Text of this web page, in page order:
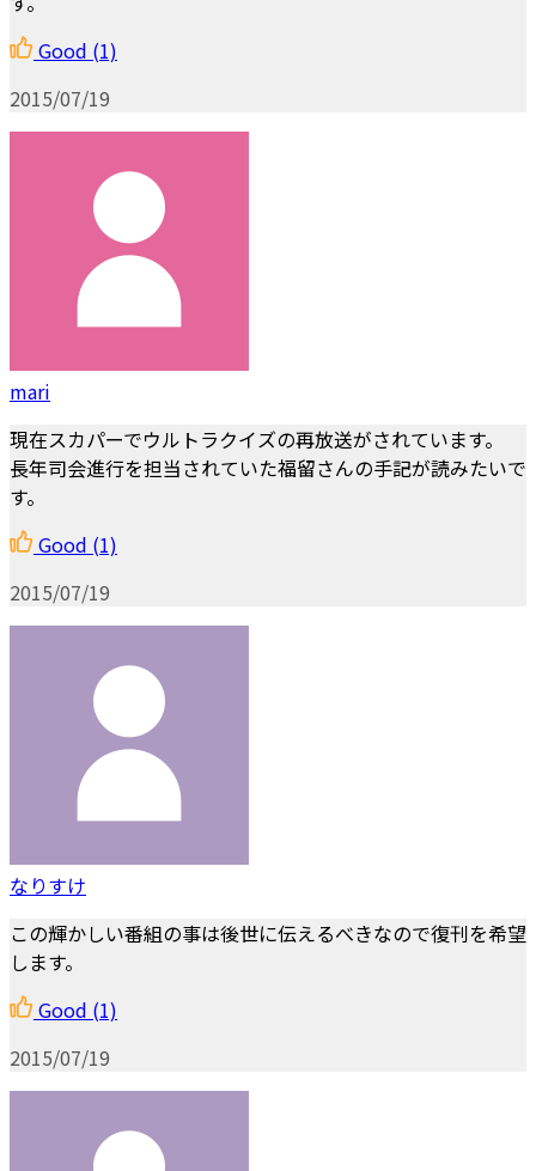
Good (1)
2015/07/19
mari
現在スカパーでウルトラクイズの再放送がされています。
長年司会進行を担当されていた福留さんの手記が読みたいで
す。
Good (1)
2015/07/19
なりすけ
この輝かしい番組の事は後世に伝えるべきなので復刊を希望
します。
Good (1)
2015/07/19